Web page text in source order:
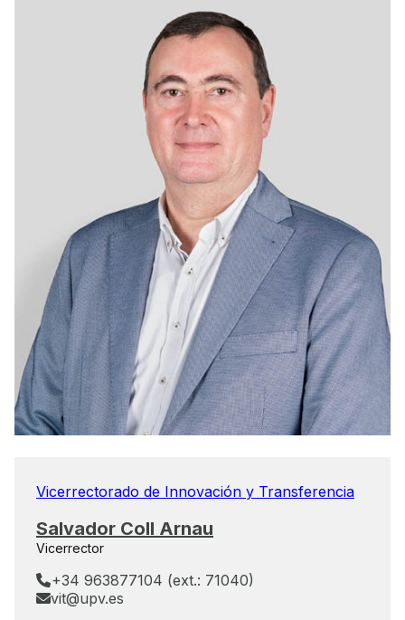
Vicerrectorado de Innovación y Transferencia
Salvador Coll Arnau
Vicerrector
+34 963877104 (ext.: 71040)
vit@upv.es